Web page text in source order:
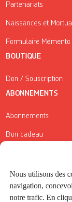
Nous utilisons des
navigation,
notre trafic. En
Partenariats
Naissances et
Formulaire Mémento
BOUTIQUE
Don / Souscription
ABONNEMENTS
Abonnements
Bon cadeau
Conditions
Réductions de la
Application